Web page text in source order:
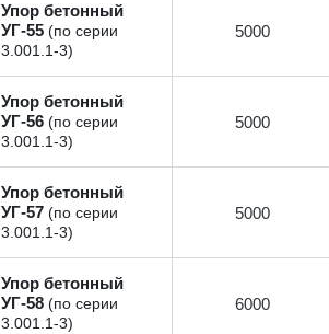
Упор бетонный
УГ‑55 (по серии
3.001.1‑3)
5000
Упор бетонный
УГ‑56 (по серии
3.001.1‑3)
5000
Упор бетонный
УГ‑57 (по серии
3.001.1‑3)
5000
Упор бетонный
УГ‑58 (по серии
3.001.1‑3)
6000